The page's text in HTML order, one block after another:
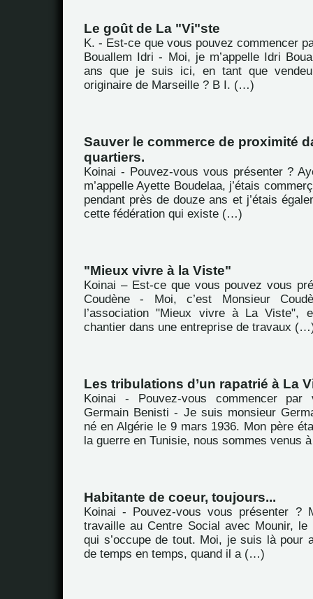
Le goût de La "Vi"ste
K. - Est-ce que vous pouvez commencer
Bouallem Idri - Moi, je m’appelle Idri
ans que je suis ici, en tant que
originaire de Marseille ? B I. (…)
Sauver le commerce de proximité
quartiers.
Koinai - Pouvez-vous vous présenter ?
m’appelle Ayette Boudelaa, j’étais
pendant près de douze ans et j’étais
cette fédération qui existe (…)
"Mieux vivre à la Viste"
Koinai – Est-ce que vous pouvez vous
Coudène - Moi, c’est Monsieur
l’association "Mieux vivre à La Viste",
chantier dans une entreprise de travaux
Les tribulations d’un rapatrié à La
Koinai - Pouvez-vous commencer par
Germain Benisti - Je suis monsieur
né en Algérie le 9 mars 1936. Mon père
la guerre en Tunisie, nous sommes venus
Habitante de coeur, toujours...
Koinai - Pouvez-vous vous présenter ?
travaille au Centre Social avec Mounir, le
qui s’occupe de tout. Moi, je suis là pour
de temps en temps, quand il a (…)